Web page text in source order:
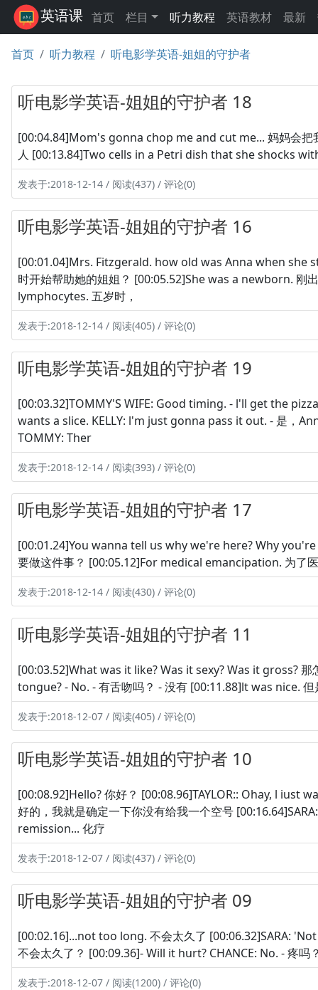
英语课 首页 栏目 听力教程 英语教材 最新
首页 听力教程 听电影学英语-姐姐的守护者
听电影学英语-姐姐的守护者 18
[00:04.84]Mom's gonna chop me and cut me... 妈妈会
人 [00:13.84]Two cells in a Petri dish that she shocks
发表于:2018-12-14 / 阅读(437) / 评论(0)
听电影学英语-姐姐的守护者 16
[00:01.04]Mrs. Fitzgerald. how old was Anna when
时开始帮助她的姐姐？ [00:05.52]She was a newborn.
lymphocytes. 五岁时，
发表于:2018-12-14 / 阅读(405) / 评论(0)
听电影学英语-姐姐的守护者 19
[00:03.32]TOMMY'S WIFE: Good timing. - l'll get the
wants a slice. KELLY: l'm just gonna pass it out. - 是，
TOMMY: Ther
发表于:2018-12-14 / 阅读(393) / 评论(0)
听电影学英语-姐姐的守护者 17
[00:01.24]You wanna tell us why we're here? Why
要做这件事？ [00:05.12]For medical emancipation. 为了
发表于:2018-12-14 / 阅读(430) / 评论(0)
听电影学英语-姐姐的守护者 11
[00:03.52]What was it like? Was it sexy? Was it gross?
tongue? - No. - 有舌吻吗？ - 没有 [00:11.88]lt was nice.
发表于:2018-12-07 / 阅读(405) / 评论(0)
听电影学英语-姐姐的守护者 10
[00:08.92]Hello? 你好？ [00:08.96]TAYLOR:: Ohay, l
好的，我就是确定一下你没有给我一个空号
remission... 化疗
发表于:2018-12-07 / 阅读(437) / 评论(0)
听电影学英语-姐姐的守护者 09
[00:02.16]...not too long. 不会太久了 [00:06.32]SARA:
不会太久了？ [00:09.36]- Will it hurt? CHANCE: No. - 疼
发表于:2018-12-07 / 阅读(1200) / 评论(0)